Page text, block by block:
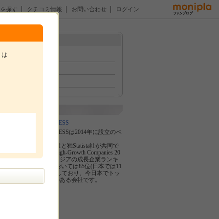
探す クチコミ情報 お問い合わせ ログイン
有
メニュー
株式会社W-ENDLESS
株式会社W-ENDLESSは2014年に設立のベ
英Financial Times社と独Statista社が共同で
調査を行った《High-Growth Companies 20
20 Asia-Pacific（アジアの成長企業ランキ
ング 2020）》においては85位(日本では11
位)にランクインしており、今日本でトッ
プクラスに勢いのある会社です。